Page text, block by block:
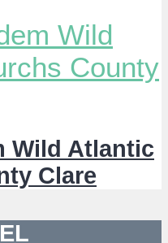
Wild Atlantic
Clare